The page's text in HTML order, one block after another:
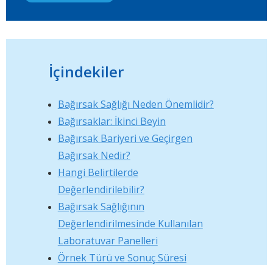
İçindekiler
Bağırsak Sağlığı Neden Önemlidir?
Bağırsaklar: İkinci Beyin
Bağırsak Bariyeri ve Geçirgen
Bağırsak Nedir?
Hangi Belirtilerde
Değerlendirilebilir?
Bağırsak Sağlığının
Değerlendirilmesinde Kullanılan
Laboratuvar Panelleri
Örnek Türü ve Sonuç Süresi